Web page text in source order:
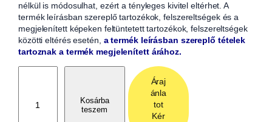
nélkül is módosulhat, ezért a tényleges kivitel eltérhet. A
termék leírásban szereplő tartozékok, felszereltségek és a
megjelenített képeken feltüntetett tartozékok, felszereltségek
közötti eltérés esetén, a termék leírásban szereplő tételek
tartoznak a termék megjelenített árához.
Kosárba
teszem
Áraj
ánla
tot
Kér